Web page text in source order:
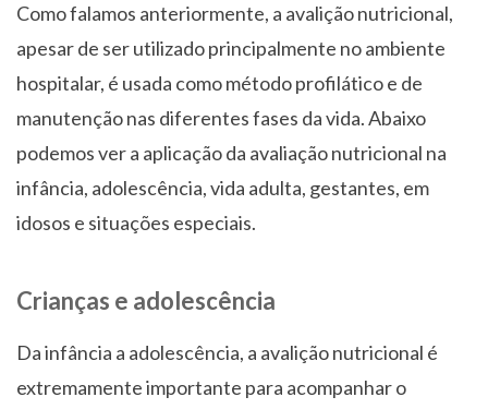
Como falamos anteriormente, a avalição nutricional,
apesar de ser utilizado principalmente no ambiente
hospitalar, é usada como método profilático e de
manutenção nas diferentes fases da vida. Abaixo
podemos ver a aplicação da avaliação nutricional na
infância, adolescência, vida adulta, gestantes, em
idosos e situações especiais.
Crianças e adolescência
Da infância a adolescência, a avalição nutricional é
extremamente importante para acompanhar o